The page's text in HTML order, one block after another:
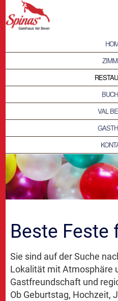
VAL
Beste Feste
Sie sind auf der Suche
Lokalität mit Atmosphäre
Gastfreundschaft und
Ob Geburtstag, Hochzeit,